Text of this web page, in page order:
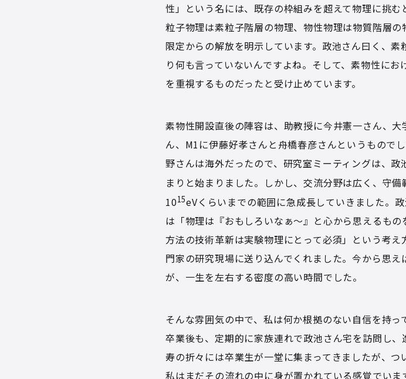
性」という名には、既存の枠組みを超えて物理に挑
粒子物理は素粒子階層の物理、物性物理は物質階層
限定からの解放を明示しています。政池さん曰く、
り何も言っていないんですよね。そして、素物性に
を重視するものだったと受け止めています。
素物性開設直後の陣容は、助教授に今井憲一さん、
ん、M1に伊藤好孝さんと舟橋春彦さんというもので
野さんは海外だったので、研究室ミーティングは、
まりと始まりました。しかし、交流分野は広く、守
1015eVくらいまでの範囲に急成長していきました。
は「物理は『おもしろいなぁ〜』と心から思えるも
方法の技術革新は実験物理にとって必須」という考
門家の研究現場に送り込んでくれました。今から思
が、一生を左右する密度の高い時間でした。
そんな雰囲気の中で、私は何か根拠のない自信を持っ
卒業後も、定期的に家族連れで政池さん宅を訪問し
寿の折々には卒業生が一堂に集まってきましたが、
私はまだその流れの中に身が置かれている感覚でいま